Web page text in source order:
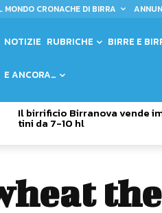
MONDO CRONACHE DI BIRRA
NOTIZIE RUBRICHE BIRRE E
E ANCORA…
Il birrificio Birranova vende
tini da 7-10 hl